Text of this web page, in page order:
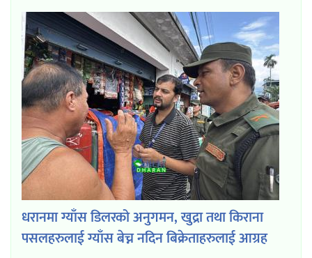
धरानमा ग्याँस डिलरको अनुगमन, खुद्रा तथा किराना
पसलहरुलाई ग्याँस बेच्न नदिन बिक्रेताहरुलाई आग्रह